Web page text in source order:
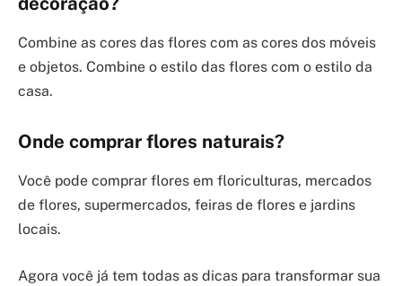
Combine as cores das flores com as cores dos móveis
e objetos. Combine o estilo das flores com o estilo da
casa.
Onde comprar flores naturais?
Você pode comprar flores em floriculturas, mercados
de flores, supermercados, feiras de flores e jardins
locais.
Agora você já tem todas as dicas para transformar sua